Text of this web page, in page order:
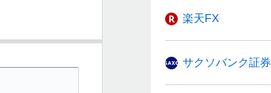
楽天FX
サクソバンク証券